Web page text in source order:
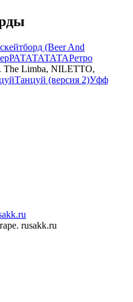
(Beer And
РАТАТАТАТАРетро
The Limba, NILETTO,
Танцуй (версия 2)Уфф
rusakk.ru